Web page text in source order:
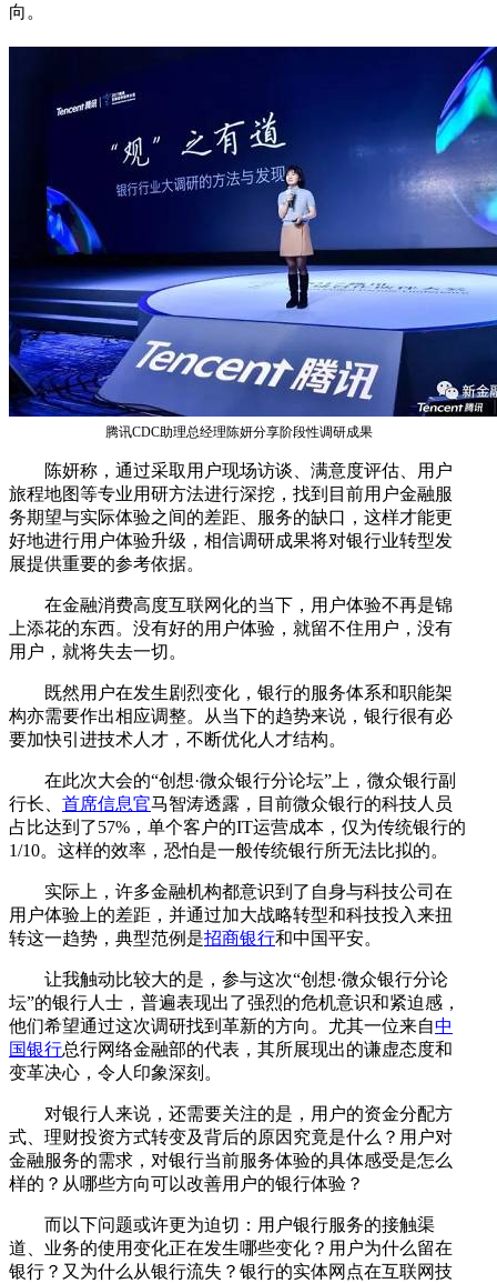
向。
腾讯CDC助理总经理陈妍分享阶段性调研成果
陈妍称，通过采取用户现场访谈、满意度评估、用户
旅程地图等专业用研方法进行深挖，找到目前用户金融服
务期望与实际体验之间的差距、服务的缺口，这样才能更
好地进行用户体验升级，相信调研成果将对银行业转型发
展提供重要的参考依据。
在金融消费高度互联网化的当下，用户体验不再是锦
上添花的东西。没有好的用户体验，就留不住用户，没有
用户，就将失去一切。
既然用户在发生剧烈变化，银行的服务体系和职能架
构亦需要作出相应调整。从当下的趋势来说，银行很有必
要加快引进技术人才，不断优化人才结构。
在此次大会的“创想·微众银行分论坛”上，微众银行副
行长、 首席信息官马智涛透露，目前微众银行的科技人员
占比达到了57%，单个客户的IT运营成本，仅为传统银行的
1/10。这样的效率，恐怕是一般传统银行所无法比拟的。
实际上，许多金融机构都意识到了自身与科技公司在
用户体验上的差距，并通过加大战略转型和科技投入来扭
转这一趋势，典型范例是招商银行和中国平安。
让我触动比较大的是，参与这次“创想·微众银行分论
坛”的银行人士，普遍表现出了强烈的危机意识和紧迫感，
他们希望通过这次调研找到革新的方向。尤其一位来自中
国银行总行网络金融部的代表，其所展现出的谦虚态度和
变革决心，令人印象深刻。
对银行人来说，还需要关注的是，用户的资金分配方
式、理财投资方式转变及背后的原因究竟是什么？用户对
金融服务的需求，对银行当前服务体验的具体感受是怎么
样的？从哪些方向可以改善用户的银行体验？
而以下问题或许更为迫切：用户银行服务的接触渠
道、业务的使用变化正在发生哪些变化？用户为什么留在
银行？又为什么从银行流失？银行的实体网点在互联网技